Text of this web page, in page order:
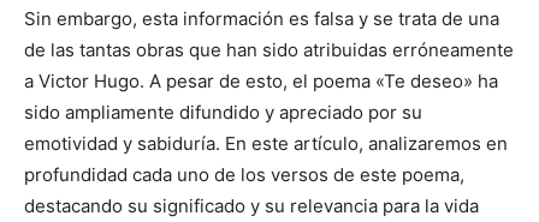
Sin embargo, esta información es falsa y se trata de una
de las tantas obras que han sido atribuidas erróneamente
a Victor Hugo. A pesar de esto, el poema «Te deseo» ha
sido ampliamente difundido y apreciado por su
emotividad y sabiduría. En este artículo, analizaremos en
profundidad cada uno de los versos de este poema,
destacando su significado y su relevancia para la vida